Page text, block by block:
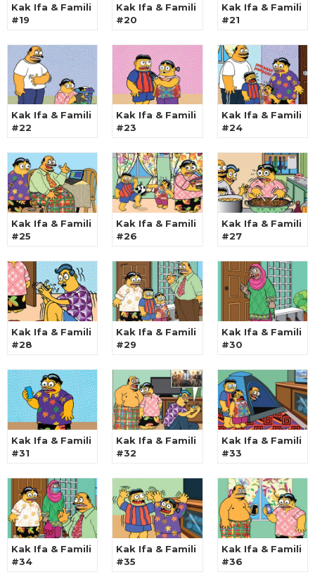
Kak Ifa & Famili
#19
Kak Ifa & Famili
#20
Kak Ifa & Famili
#21
Kak Ifa & Famili
#22
Kak Ifa & Famili
#23
Kak Ifa & Famili
#24
Kak Ifa & Famili
#25
Kak Ifa & Famili
#26
Kak Ifa & Famili
#27
Kak Ifa & Famili
#28
Kak Ifa & Famili
#29
Kak Ifa & Famili
#30
Kak Ifa & Famili
#31
Kak Ifa & Famili
#32
Kak Ifa & Famili
#33
Kak Ifa & Famili
#34
Kak Ifa & Famili
#35
Kak Ifa & Famili
#36